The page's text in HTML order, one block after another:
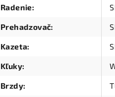
Radenie:
Prehadzovač:
Kazeta:
Kľuky:
Brzdy: